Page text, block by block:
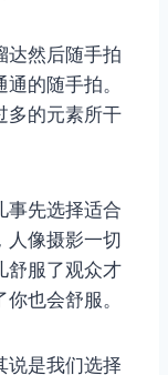
达然后随手拍
的随手拍。
多的元素所干
事先选择适合
人像摄影一切
舒服了观众才
也会舒服。
说是我们选择